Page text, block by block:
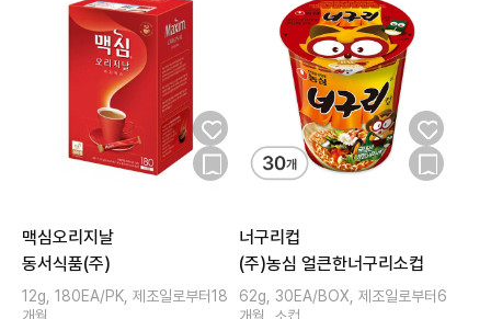
맥심오리지날
동서식품(주)
12g, 180EA/PK, 제조일로부터18
너구리컵
(주)농심 얼큰한너구리소컵
62g, 30EA/BOX, 제조일로부터6